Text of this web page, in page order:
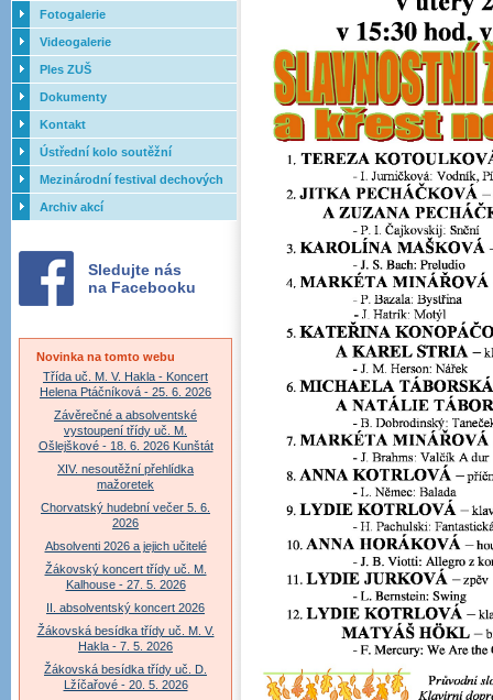
Fotogalerie
Videogalerie
Ples ZUŠ
Dokumenty
Kontakt
Ústřední kolo soutěžní
přehlídky dechových orchestrů
ZUŠ - 2017
Mezinárodní festival dechových
orchestrů - Letovice
Archiv akcí
Sledujte nás
na Facebooku
Novinka na tomto webu
Třída uč. M. V. Hakla - Koncert
Helena Ptáčníková - 25. 6. 2026
Závěrečné a absolventské
vystoupení třídy uč. M.
Ošlejškové - 18. 6. 2026 Kunštát
XIV. nesoutěžní přehlídka
mažoretek
Chorvatský hudební večer 5. 6.
2026
Absolventi 2026 a jejich učitelé
Žákovský koncert třídy uč. M.
Kalhouse - 27. 5. 2026
II. absolventský koncert 2026
Žákovská besídka třídy uč. M. V.
Hakla - 7. 5. 2026
Žákovská besídka třídy uč. D.
Lžíčařové - 20. 5. 2026